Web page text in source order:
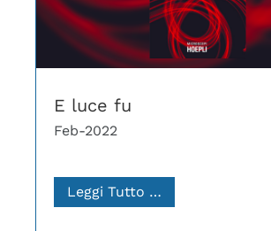
E luce fu
Feb-2022
Leggi Tutto …